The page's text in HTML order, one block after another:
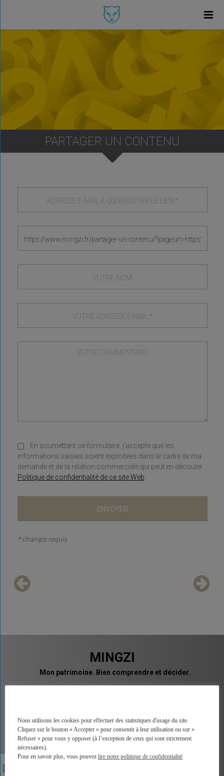
PARTAGER UN CONTENU
En soumettant ce formulaire, j'accepte que les
informations saisies soient exploitées dans le cadre de ma
demande et de la relation commerciale qui peut en découler.
Politique de confidentialité de ce site Web
* champs requis
MINGZI
Mon patrimoine. Bien comprendre et décider.
direct à la bonne information, à une analyse factuelle
de plus de 350 contrats du marché, et sans arrière
pensée car MINGZI ne vend ni conseil ni placement.
MINGZI existe pour éclairer votre route, pour vous
rendre le choix et la décision plus faciles et plus
sereins.
Nous utilisons les cookies pour effectuer des statistiques d'usage du site.
Cliquez sur le bouton « Accepter » pour consentir à leur utilisation ou sur «
Refuser » pour vous y opposer (à l’exception de ceux qui sont strictement
nécessaires).
Pour en savoir plus, vous pouvez lire notre politique de confidentialité